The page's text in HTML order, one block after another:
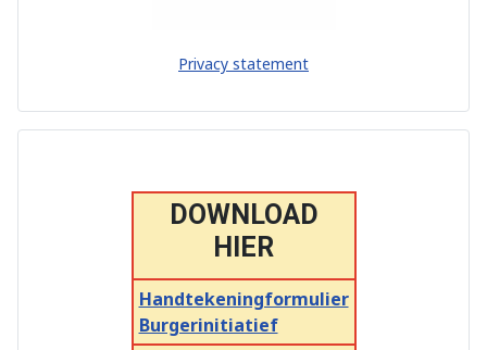
Privacy statement
DOWNLOAD
HIER
Handtekeningformulier
Burgerinitiatief